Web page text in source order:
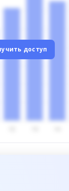
доступ